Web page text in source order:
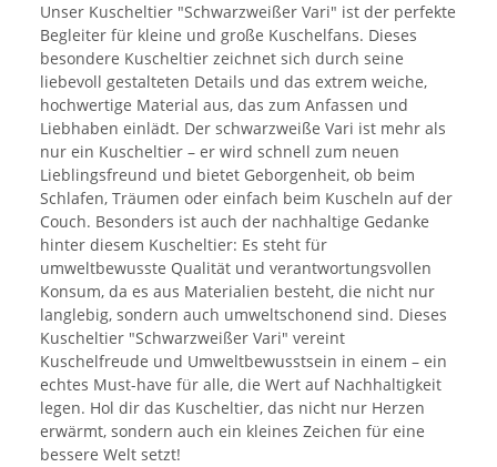
Unser Kuscheltier "Schwarzweißer Vari" ist der perfekte
Begleiter für kleine und große Kuschelfans. Dieses
besondere Kuscheltier zeichnet sich durch seine
liebevoll gestalteten Details und das extrem weiche,
hochwertige Material aus, das zum Anfassen und
Liebhaben einlädt. Der schwarzweiße Vari ist mehr als
nur ein Kuscheltier – er wird schnell zum neuen
Lieblingsfreund und bietet Geborgenheit, ob beim
Schlafen, Träumen oder einfach beim Kuscheln auf der
Couch. Besonders ist auch der nachhaltige Gedanke
hinter diesem Kuscheltier: Es steht für
umweltbewusste Qualität und verantwortungsvollen
Konsum, da es aus Materialien besteht, die nicht nur
langlebig, sondern auch umweltschonend sind. Dieses
Kuscheltier "Schwarzweißer Vari" vereint
Kuschelfreude und Umweltbewusstsein in einem – ein
echtes Must-have für alle, die Wert auf Nachhaltigkeit
legen. Hol dir das Kuscheltier, das nicht nur Herzen
erwärmt, sondern auch ein kleines Zeichen für eine
bessere Welt setzt!